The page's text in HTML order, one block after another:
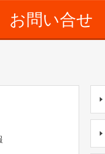
お問い合せ